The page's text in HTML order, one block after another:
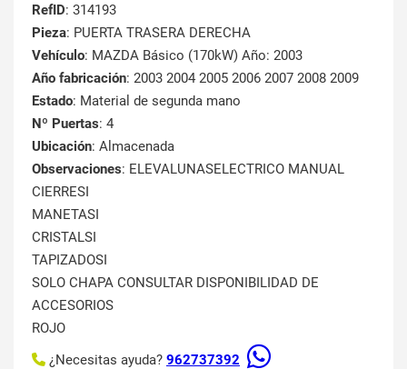
RefID: 314193
Pieza: PUERTA TRASERA DERECHA
Vehículo: MAZDA Básico (170kW) Año: 2003
Año fabricación: 2003 2004 2005 2006 2007 2008 2009
Estado: Material de segunda mano
Nº Puertas: 4
Ubicación: Almacenada
Observaciones: ELEVALUNASELECTRICO MANUAL
CIERRESI
MANETASI
CRISTALSI
TAPIZADOSI
SOLO CHAPA CONSULTAR DISPONIBILIDAD DE
ACCESORIOS
ROJO
¿Necesitas ayuda? 962737392